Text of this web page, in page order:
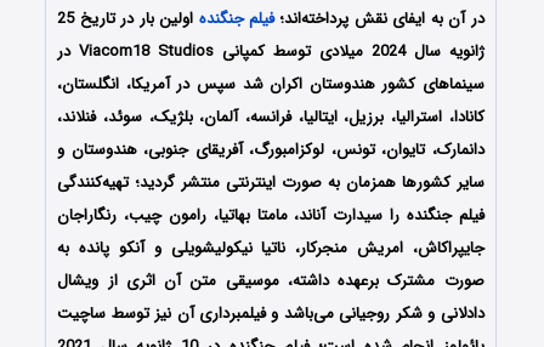
در آن به ایفای نقش پرداخته‌اند؛فیلم جنگنده
اولین بار در تاریخ 25
ژانویه سال 2024 میلادی توسط کمپانی‌ ‎Viacom18 Studios در
سینماهای کشور هندوستان اکران شد سپس در آمریکا، انگلستان،
کانادا، استرالیا، برزیل، ایتالیا، فرانسه، آلمان، بلژیک، سوئد، فنلاند،
دانمارک، تایوان، تونس، لوکزامبورگ، آفریقای جنوبی، هندوستان و
سایر کشورها همزمان به صورت اینترنتی منتشر گردید؛ تهیه‌کنندگی
فیلم جنگنده را سیدارت آناند، مامتا بهاتیا، رامون چیب، رنگاراجان
جایپراکاش، امریش منجرکار، ناتیا نیکولیشویلی و آنکو پانده به
صورت مشترک برعهده داشته، موسیقی متن آن اثری از ویشال
دادلانی و شکر روجیانی می‌باشد و فیلمبرداری آن نیز توسط ساچیت